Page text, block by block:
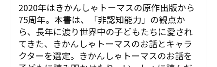
2020年はきかんしゃトーマスの原作出版から
75周年。本書は、「非認知能力」の観点か
ら、長年に渡り世界中の子どもたちに愛され
てきた、きかんしゃトーマスのお話とキャラ
クターを選定。きかんしゃトーマスのお話を